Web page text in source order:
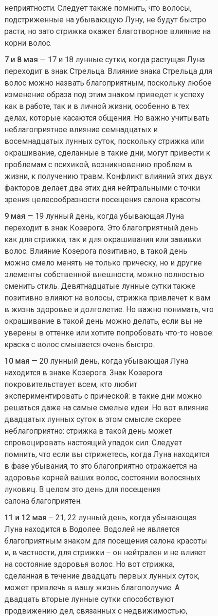
неприятности. Следует также помнить, что волосы,
подстриженные на убывающую Луну, не будут быстро
расти, но зато стрижка окажет благотворное влияние на
корни волос.
7 и 8 мая — 17 и 18 лунные сутки, когда растущая Луна
переходит в знак Стрельца. Влияние знака Стрельца для
волос можно назвать благоприятным, поскольку любое
изменение образа под этим знаком приведет к успеху
как в работе, так и в личной жизни, особенно в тех
делах, которые касаются общения. Но важно учитывать
неблагоприятное влияние семнадцатых и
восемнадцатых лунных суток, поскольку стрижка или
окрашивание, сделанные в такие дни, могут привести к
проблемам с психикой, возникновению проблем в
жизни, к получению травм. Конфликт влияний этих двух
факторов делает два этих дня нейтральными с точки
зрения целесообразности посещения салона красоты.
9 мая — 19 лунный день, когда убывающая Луна
переходит в знак Козерога. Это благоприятный день
как для стрижки, так и для окрашивания или завивки
волос. Влияние Козерога позитивно, в такой день
можно смело менять не только прическу, но и другие
элементы собственной внешности, можно полностью
сменить стиль. Девятнадцатые лунные сутки также
позитивно влияют на волосы, стрижка привлечет к вам
в жизнь здоровье и долголетие. Но важно понимать, что
окрашивание в такой день можно делать, если вы не
уверены в оттенке или хотите попробовать что-то новое:
краска с волос смывается очень быстро.
10 мая — 20 лунный день, когда убывающая Луна
находится в знаке Козерога. Знак Козерога
покровительствует всем, кто любит
экспериментировать с прической: в такие дни можно
решаться даже на самые смелые идеи. Но вот влияние
двадцатых лунных суток в этом смысле скорее
неблагоприятно: стрижка в такой день может
спровоцировать настоящий упадок сил. Следует
помнить, что если вы стрижетесь, когда Луна находится
в фазе убывания, то это благоприятно отражается на
здоровье корней ваших волос, состоянии волосяных
луковиц. В целом это день для посещения
салона благоприятен.
11 и 12 мая – 21, 22 лунный день, когда убывающая
Луна находится в Водолее. Водолей не является
благоприятным знаком для посещения салона красоты
и, в частности, для стрижки – он нейтрален и не влияет
на состояние здоровья волос. Но вот стрижка,
сделанная в течение двадцать первых лунных суток,
может привлечь в вашу жизнь благополучие. А
двадцать вторые лунные сутки способствуют
продвижению дел, связанных с недвижимостью,